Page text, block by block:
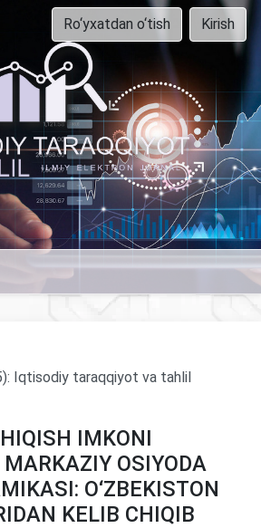
Ro‘yxatdan o‘tish Kirish
Iqtisodiy taraqqiyot va tahlil
IMKONI
MARKAZIY OSIYODA
O‘ZBEKISTON
KELIB CHIQIB